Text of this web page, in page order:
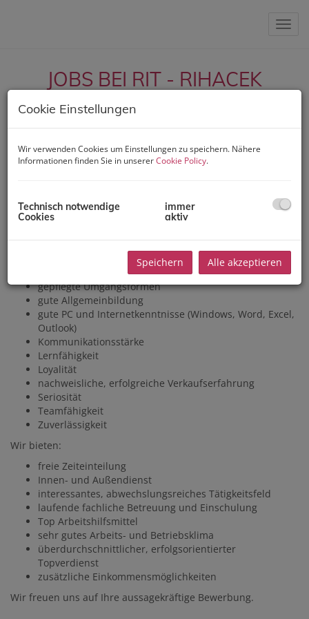
JOBS BEI RIT - RIHACEK
IMMOBILIEN TREUHAND
IMMOBILIENFACHBERATER/INNEN
Abschlussstärke
eigenen PKW
einschlägige Branchenkenntnisse von Vorteil (nicht
Bedingung - auch Quereinsteiger und Frauen nach
einer Kinderpause sind willkommen)
gepflegte Umgangsformen
gute Allgemeinbildung
gute PC und Internetkenntnisse (Windows, Word, Excel,
Outlook)
Kommunikationsstärke
Lernfähigkeit
Loyalität
nachweisliche, erfolgreiche Verkaufserfahrung
Seriosität
Teamfähigkeit
Zuverlässigkeit
Wir bieten:
freie Zeiteinteilung
Innen- und Außendienst
interessantes, abwechslungsreiches Tätigkeitsfeld
laufende fachliche Betreuung und Einschulung
Top Arbeitshilfsmittel
sehr gutes Arbeits- und Betriebsklima
überdurchschnittlicher, erfolgsorientierter
Topverdienst
zusätzliche Einkommensmöglichkeiten
Wir freuen uns auf Ihre aussagekräftige Bewerbung.
Cookie Einstellungen
Wir verwenden Cookies um Einstellungen zu speichern. Nähere
Informationen finden Sie in unsererCookie Policy.
Technisch notwendige
Cookies
immer
aktiv
Speichern Alle akzeptieren